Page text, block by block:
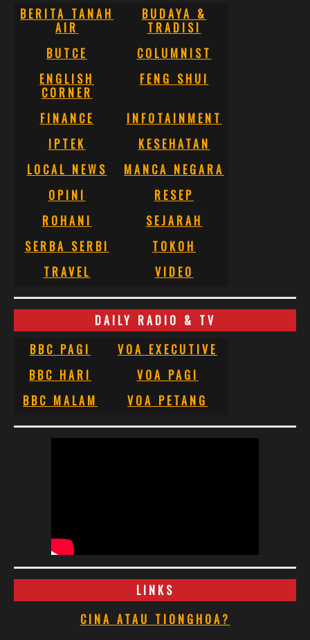
BERITA TANAH
AIR
BUDAYA &
TRADISI
BUTCE
COLUMNIST
ENGLISH
CORNER
FENG SHUI
FINANCE
INFOTAINMENT
IPTEK
KESEHATAN
LOCAL NEWS
MANCA NEGARA
OPINI
RESEP
ROHANI
SEJARAH
SERBA SERBI
TOKOH
TRAVEL
VIDEO
DAILY RADIO & TV
BBC PAGI
VOA EXECUTIVE
BBC HARI
VOA PAGI
BBC MALAM
VOA PETANG
LINKS
CINA ATAU TIONGHOA?